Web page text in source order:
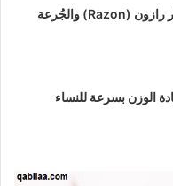
دواعي استخدام عقار رازون (Razon) والجُرعة
الوزن بسرعة للنساء